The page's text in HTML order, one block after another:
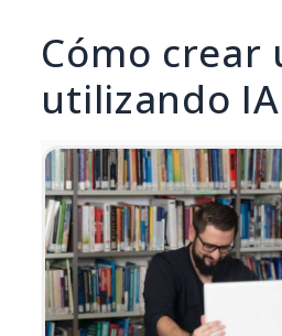
Cómo crear
utilizando IA